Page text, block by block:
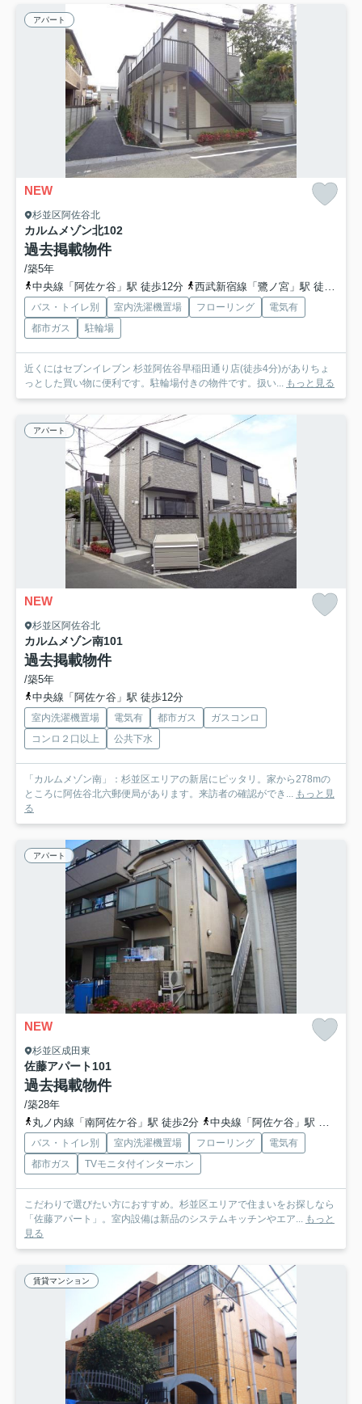
アパート
NEW
杉並区阿佐谷北
カルムメゾン北102
過去掲載物件
/築5年
中央線「阿佐ケ谷」駅 徒歩12分
西武新宿線「鷺ノ宮」駅 徒歩18分
バス・トイレ別 室内洗濯機置場 フローリング
電気有
都市ガス
駐輪場
近くにはセブンイレブン 杉並阿佐谷早稲田通り店(徒歩4分)がありちょ
っとした買い物に便利です。駐輪場付きの物件です。扱い... もっと見る
アパート
NEW
杉並区阿佐谷北
カルムメゾン南101
過去掲載物件
/築5年
中央線「阿佐ケ谷」駅 徒歩12分
室内洗濯機置場 電気有 都市ガス
ガスコンロ
コンロ２口以上
公共下水
「カルムメゾン南」：杉並区エリアの新居にピッタリ。家から278mの
ところに阿佐谷北六郵便局があります。来訪者の確認ができ... もっと見
る
アパート
NEW
杉並区成田東
佐藤アパート101
過去掲載物件
/築28年
丸ノ内線「南阿佐ケ谷」駅 徒歩2分
中央線「阿佐ケ谷」駅 徒歩9分
バス・トイレ別 室内洗濯機置場 フローリング
電気有
都市ガス
TVモニタ付インターホン
こだわりで選びたい方におすすめ。杉並区エリアで住まいをお探しなら
「佐藤アパート」。室内設備は新品のシステムキッチンやエア... もっと
見る
賃貸マンション